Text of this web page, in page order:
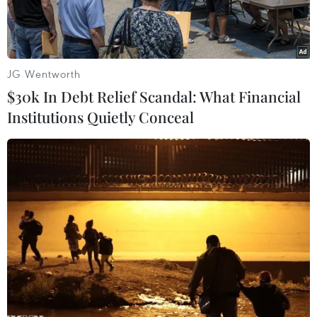
Người Palestine đến phía Nam Thành phố Gaza sau khi rời bỏ
nhà cửa và phía Bắc Dải Gaza trong bối cảnh Israel bắn phá
không ngừng và các cuộc đụng độ đang diễn ra giữa quân đội
Israel và các tay súng Hamas. (Ảnh: AFP)
Tổ chức y tế thế giới (WHO) ngày 12/6 (giờ
Geneva) cho biết có hơn 8.000 trẻ em, ở độ tuổi
JG Wentworth
$30k In Debt Relief Scandal: What Financial
Institutions Quietly Conceal